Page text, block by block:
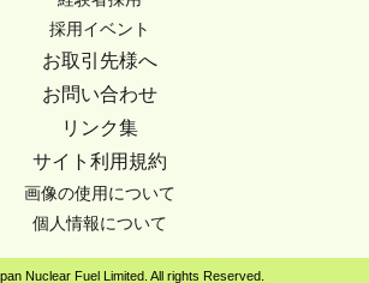
採用イベント
お取引先様へ
お問い合わせ
リンク集
サイト利用規約
画像の使用について
個人情報について
Nuclear Fuel Limited. All rights Reserved.